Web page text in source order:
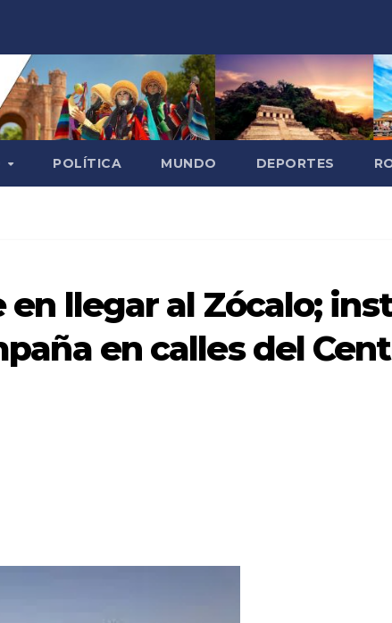
POLÍTICA MUNDO DEPORTES
en llegar al Zócalo;
en calles del